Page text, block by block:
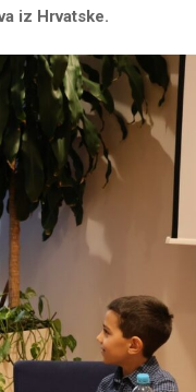
iz Hrvatske.